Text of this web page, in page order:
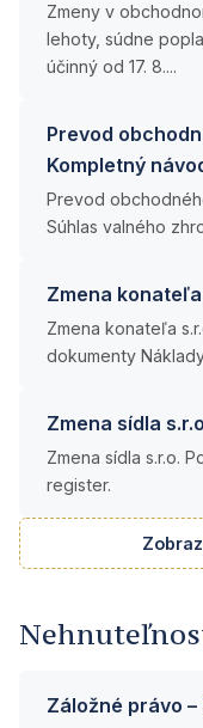
Zmeny v
lehoty, súdne
účinný od 17. 8....
Prevod
Kompletný
Prevod
Súhlas valného
Zmena
Zmena konateľa
dokumenty
Zmena sídla
Zmena sídla s.r.o.
register.
Záložné právo